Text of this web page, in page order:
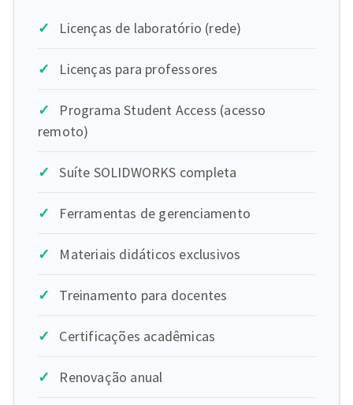
Licenças de laboratório (rede)
Licenças para professores
Programa Student Access (acesso
remoto)
Suíte SOLIDWORKS completa
Ferramentas de gerenciamento
Materiais didáticos exclusivos
Treinamento para docentes
Certificações acadêmicas
Renovação anual